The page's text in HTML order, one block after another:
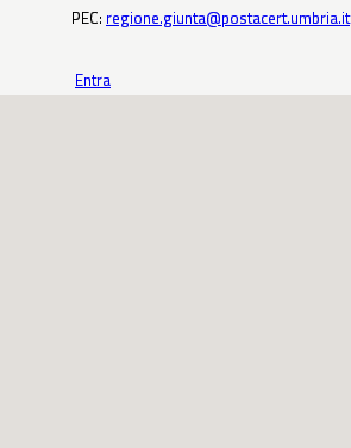
PEC: regione.giunta@postacert.umbria.it
Entra